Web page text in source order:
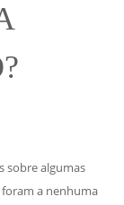
sobre algumas
a nenhuma